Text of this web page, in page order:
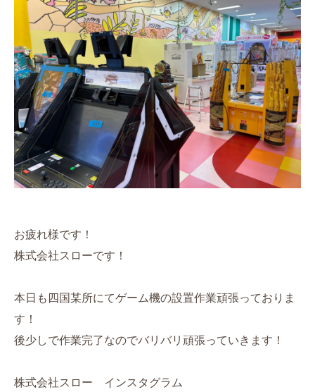
お疲れ様です！
株式会社スローです！
本日も四国某所にてゲーム機の設置作業頑張っておりま
す！
後少しで作業完了なのでバリバリ頑張っていきます！
株式会社スロー インスタグラム